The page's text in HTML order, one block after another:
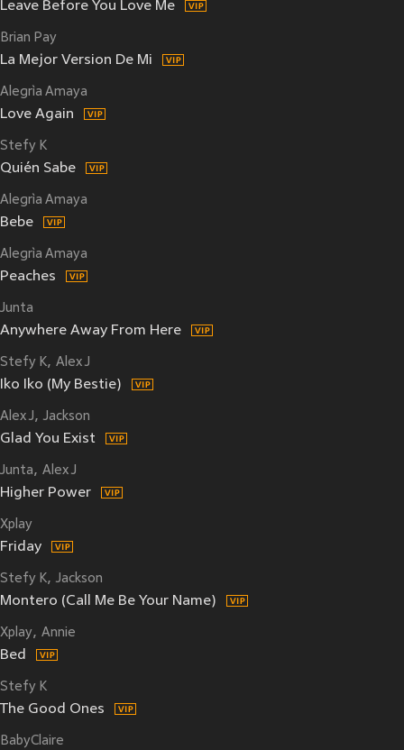
Leave Before You Love Me
Brian Pay
La Mejor Version De Mi
Alegrìa Amaya
Love Again
Stefy K
Quién Sabe
Alegrìa Amaya
Bebe
Alegrìa Amaya
Peaches
Junta
Anywhere Away From Here
Stefy K Alex J
Iko Iko (My Bestie)
Alex J Jackson
Glad You Exist
Junta Alex J
Higher Power
Xplay
Friday
Stefy K Jackson
Montero (Call Me Be Your Name)
Xplay Annie
Bed
Stefy K
The Good Ones
BabyClaire